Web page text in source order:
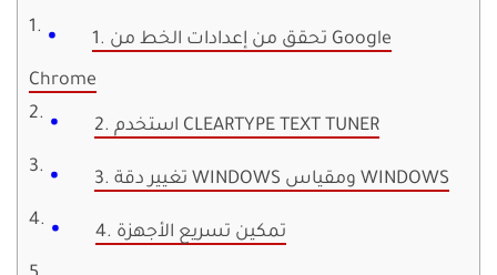
1. تحقق من إعدادات الخط من Google
Chrome
2. استخدم CLEARTYPE TEXT TUNER
3. تغيير دقة WINDOWS ومقياس WINDOWS
4. تمكين تسريع الأجهزة